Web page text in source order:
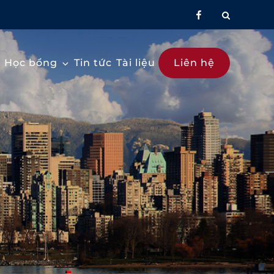
facebook
Học bổng Tin tức Tài liệu Liên hệ